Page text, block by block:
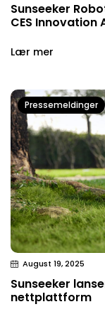
Sunseeker
CES
Lær mer
Pressemeldinger
August 19, 2025
Sunseeker
nettplattform